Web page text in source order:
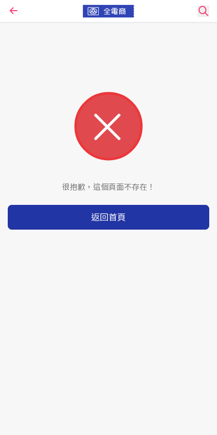
很抱歉，這個頁面不存在！
返回首頁